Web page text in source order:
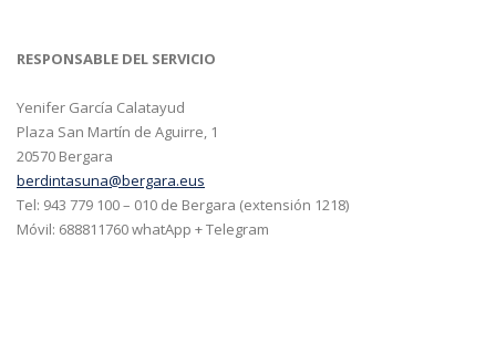
RESPONSABLE DEL SERVICIO
Yenifer García Calatayud
Plaza San Martín de Aguirre, 1
20570 Bergara
berdintasuna@bergara.eus
Tel: 943 779 100 – 010 de Bergara (extensión 1218)
Móvil: 688811760 whatApp + Telegram